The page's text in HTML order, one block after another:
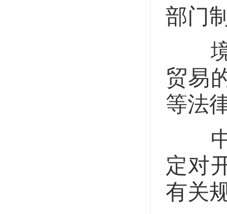
部门
境
贸易
等法
中
定对
有关